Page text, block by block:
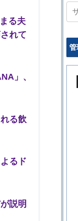
る夫
れて
」、
る飲
るド
説明
管